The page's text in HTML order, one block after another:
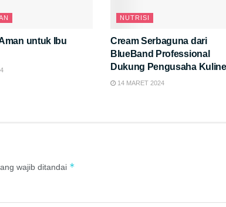
untuk Ibu
NUTRISI
Cream Serbaguna dari
BlueBand Professional
Dukung Pengusaha
14 MARET 2024
wajib ditandai *